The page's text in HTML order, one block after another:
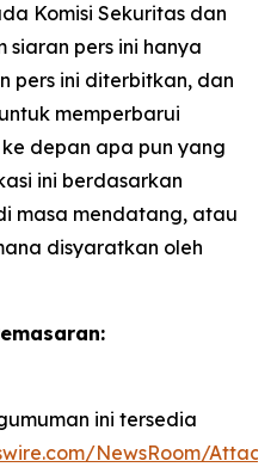
Komisi Sekuritas dan
siaran pers ini hanya
pers ini diterbitkan, dan
memperbarui
depan apa pun yang
ini berdasarkan
masa mendatang, atau
disyaratkan oleh
ini tersedia
NewsRoom/